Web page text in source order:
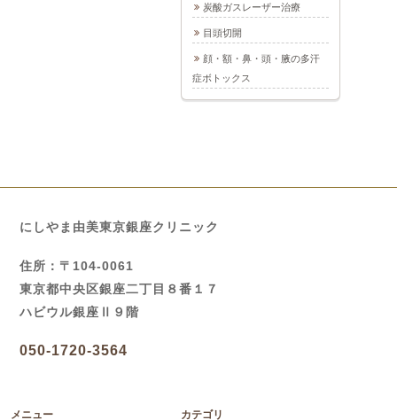
炭酸ガスレーザー治療
目頭切開
顔・額・鼻・頭・腋の多汗
症ボトックス
にしやま由美東京銀座クリニック
住所：〒104-0061
東京都中央区銀座二丁目８番１７
ハビウル銀座Ⅱ９階
050-1720-3564
メニュー カテゴリ